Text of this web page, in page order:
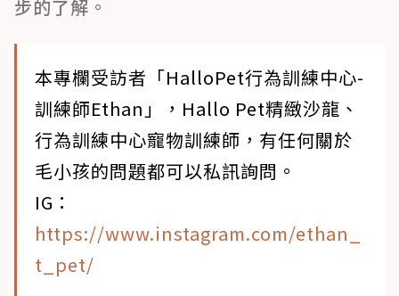
步的了解。
本專欄受訪者「HalloPet行為訓練中心-
訓練師Ethan」，Hallo Pet精緻沙龍、
行為訓練中心寵物訓練師，有任何關於
毛小孩的問題都可以私訊詢問。
IG：
https://www.instagram.com/ethan_
t_pet/